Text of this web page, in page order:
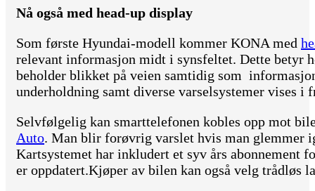
Nå også med head-up display
Som første Hyundai-modell kommer KONA med
relevant informasjon midt i synsfeltet. Dette betyr
beholder blikket på veien samtidig som
underholdning samt diverse varselsystemer vises i
Selvfølgelig kan smarttelefonen kobles opp mot
Auto. Man blir forøvrig varslet hvis man glemmer
Kartsystemet har inkludert et syv års abonnement
er oppdatert.Kjøper av bilen kan også velg trådløs